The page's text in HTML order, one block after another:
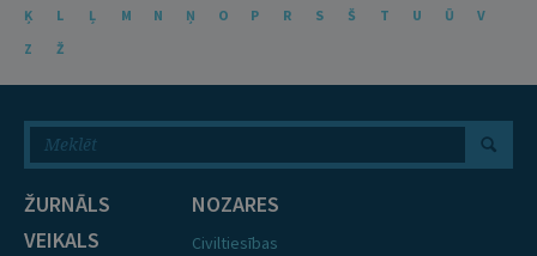
Ķ
L Ļ M N Ņ O P R S Š T U Ū
V
Z
Ž
ŽURNĀLS
VEIKALS
NOZARES
Civiltiesības